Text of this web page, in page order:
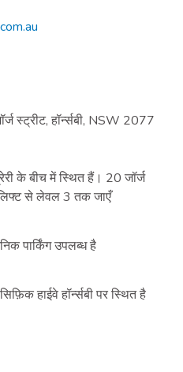
स्ट्रीट, हॉर्न्सबी, NSW 2077
के बीच में स्थित हैं। 20 जॉर्ज
से लेवल 3 तक जाएँ
पार्किंग उपलब्ध है
हाईवे हॉर्न्सबी पर स्थित है